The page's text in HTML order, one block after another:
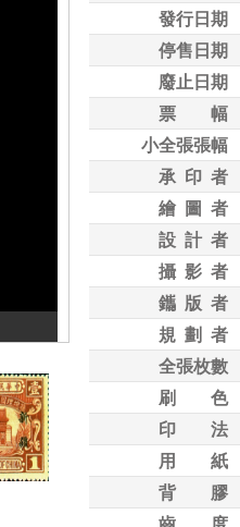
發行日期
停售日期
廢止日期
票 幅
小全張張幅
承 印 者
繪 圖 者
設 計 者
攝 影 者
鑴 版 者
規 劃 者
全張枚數
刷 色
印 法
用 紙
背 膠